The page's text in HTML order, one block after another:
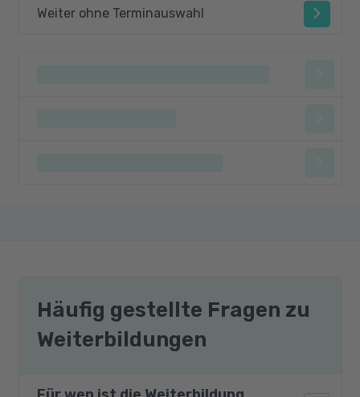
Weiter ohne Terminauswahl
Häufig gestellte Fragen zu
Weiterbildungen